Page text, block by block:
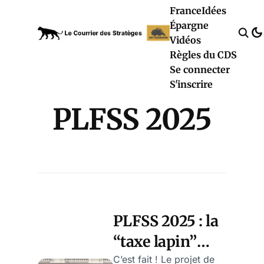
FranceIdées
Épargne
Vidéos
Règles du CDS
Se connecter
S'inscrire
PLFSS 2025
PLFSS 2025 : la
“taxe lapin”
C’est fait ! Le projet de